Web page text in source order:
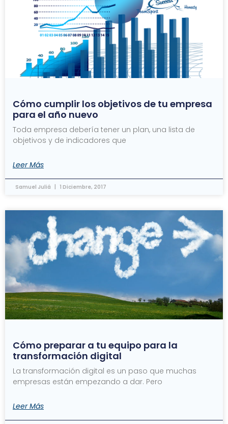
Cómo cumplir los objetivos de tu empresa
para el año nuevo
Toda empresa debería tener un plan, una lista de
objetivos y de indicadores que
Leer Más
Samuel Juliá 1 Diciembre, 2017
Cómo preparar a tu equipo para la
transformación digital
La transformación digital es un paso que muchas
empresas están empezando a dar. Pero
Leer Más